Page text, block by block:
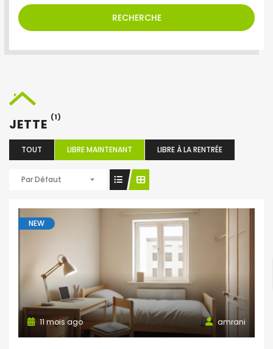
RECHERCHE
JETTE (1)
TOUT LIBRE MAINTENANT LIBRE À LA RENTRÉE
Par Défaut
NEW
amrani
11 mois ago